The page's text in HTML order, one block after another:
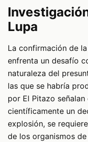
Lupa
La confirmación de
enfrenta un desafío
naturaleza del
las que se habría
por El Pitazo
científicamente un
explosión, se
de los organismos